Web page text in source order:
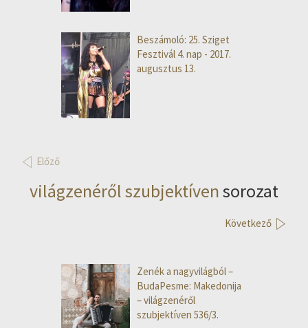
Beszámoló: 25. Sziget
Fesztivál 4. nap - 2017.
augusztus 13.
Előző
világzenéről szubjektívensorozat
Következő
Zenék a nagyvilágból –
BudaPesme: Makedonija
– világzenéről
szubjektíven 536/3.